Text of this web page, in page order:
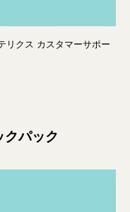
リクス カスタマーサポー
クパック